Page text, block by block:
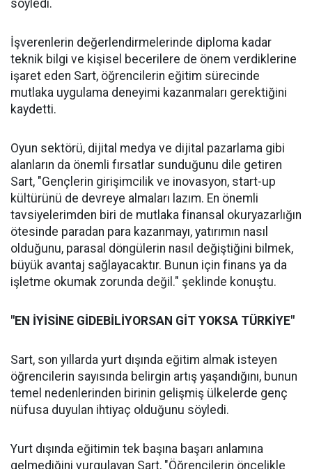
söyledi.
İşverenlerin değerlendirmelerinde diploma kadar
teknik bilgi ve kişisel becerilere de önem verdiklerine
işaret eden Sart, öğrencilerin eğitim sürecinde
mutlaka uygulama deneyimi kazanmaları gerektiğini
kaydetti.
Oyun sektörü, dijital medya ve dijital pazarlama gibi
alanların da önemli fırsatlar sunduğunu dile getiren
Sart, "Gençlerin girişimcilik ve inovasyon, start-up
kültürünü de devreye almaları lazım. En önemli
tavsiyelerimden biri de mutlaka finansal okuryazarlığın
ötesinde paradan para kazanmayı, yatırımın nasıl
olduğunu, parasal döngülerin nasıl değiştiğini bilmek,
büyük avantaj sağlayacaktır. Bunun için finans ya da
işletme okumak zorunda değil." şeklinde konuştu.
"EN İYİSİNE GİDEBİLİYORSAN GİT YOKSA TÜRKİYE"
Sart, son yıllarda yurt dışında eğitim almak isteyen
öğrencilerin sayısında belirgin artış yaşandığını, bunun
temel nedenlerinden birinin gelişmiş ülkelerde genç
nüfusa duyulan ihtiyaç olduğunu söyledi.
Yurt dışında eğitimin tek başına başarı anlamına
gelmediğini vurgulayan Sart, "Öğrencilerin öncelikle